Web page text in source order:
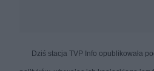
Dziś stacja TVP Info opublikowała